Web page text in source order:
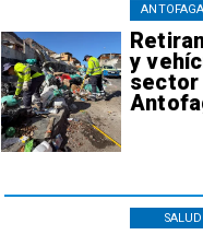
y
sector
SALUD